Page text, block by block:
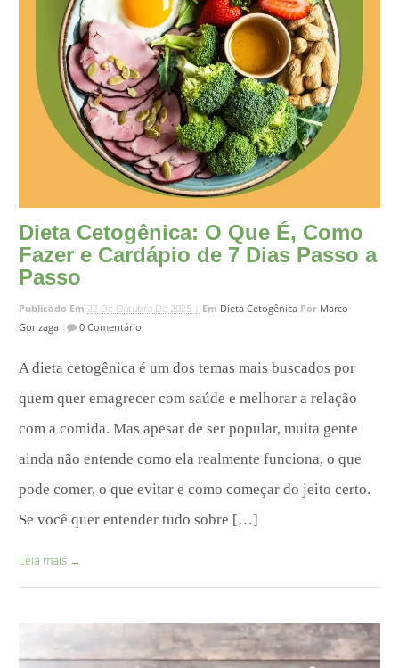
Dieta Cetogênica: O Que É, Como
Fazer e Cardápio de 7 Dias Passo a
Passo
Publicado Em 22 De Outubro De 2025 | Em Dieta Cetogênica Por Marco
Gonzaga | 0 Comentário
A dieta cetogênica é um dos temas mais buscados por
quem quer emagrecer com saúde e melhorar a relação
com a comida. Mas apesar de ser popular, muita gente
ainda não entende como ela realmente funciona, o que
pode comer, o que evitar e como começar do jeito certo.
Se você quer entender tudo sobre […]
Leia mais →